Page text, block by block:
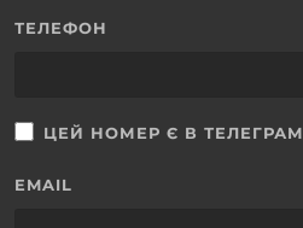
ТЕЛЕФОН
ЦЕЙ НОМЕР Є В ТЕЛЕГРАМ
EMAIL